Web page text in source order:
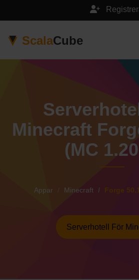
ScalaCube
Minecraft
(MC
Appar Minecraft Forge
Serverhotell För